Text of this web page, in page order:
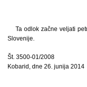
Ta odlok začne veljati
Slovenije.
Št. 3500-01/2008
Kobarid, dne 26. junija 2014